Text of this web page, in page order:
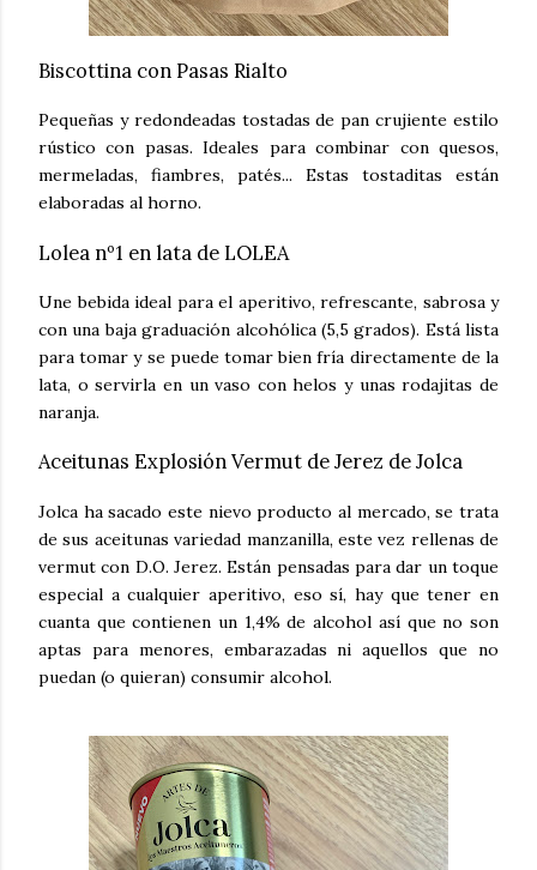
Biscottina con Pasas Rialto
Pequeñas y redondeadas tostadas de pan crujiente estilo
rústico con pasas. Ideales para combinar con quesos,
mermeladas, fiambres, patés... Estas tostaditas están
elaboradas al horno.
Lolea nº1 en lata de LOLEA
Une bebida ideal para el aperitivo, refrescante, sabrosa y
con una baja graduación alcohólica (5,5 grados). Está lista
para tomar y se puede tomar bien fría directamente de la
lata, o servirla en un vaso con helos y unas rodajitas de
naranja.
Aceitunas Explosión Vermut de Jerez de Jolca
Jolca ha sacado este nievo producto al mercado, se trata
de sus aceitunas variedad manzanilla, este vez rellenas de
vermut con D.O. Jerez. Están pensadas para dar un toque
especial a cualquier aperitivo, eso sí, hay que tener en
cuanta que contienen un 1,4% de alcohol así que no son
aptas para menores, embarazadas ni aquellos que no
puedan (o quieran) consumir alcohol.